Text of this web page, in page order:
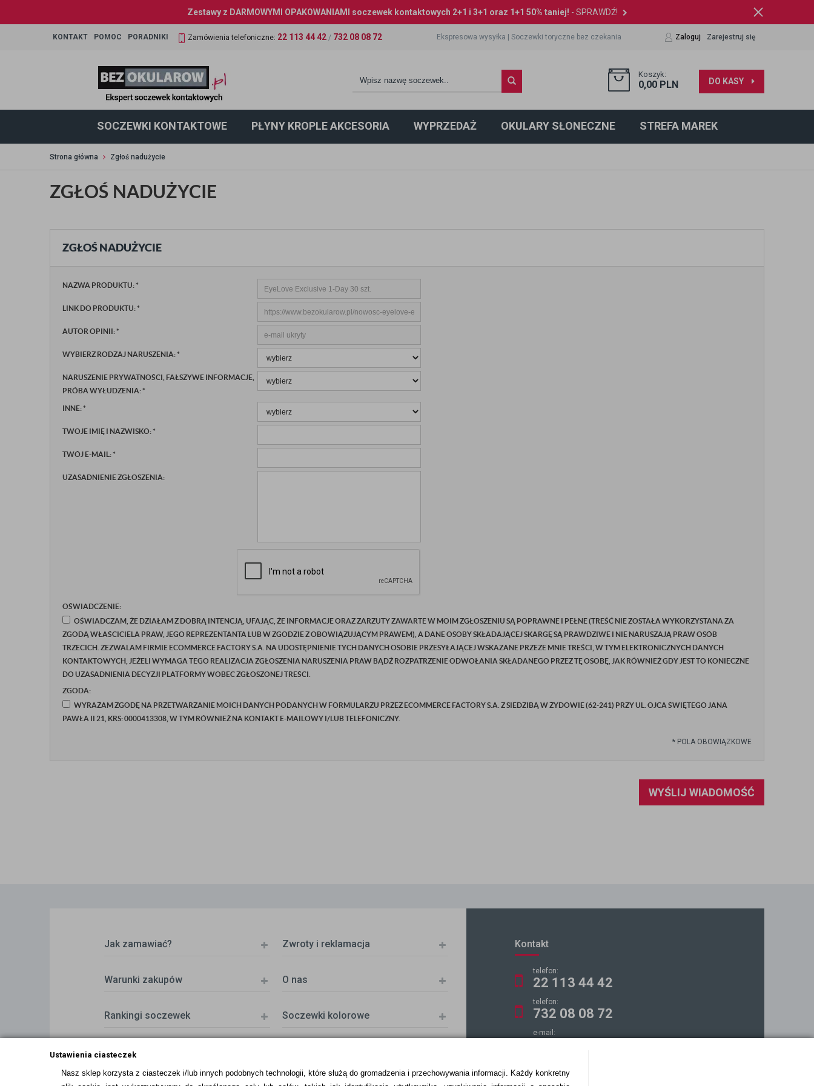
Ustawienia ciasteczek
Nasz sklep korzysta z ciasteczek i/lub innych podobnych technologii, które służą do gromadzenia i przechowywania informacji. Każdy konkretny
Zestawy z DARMOWYMI OPAKOWANIAMI soczewek kontaktowych 2+1 i 3+1 oraz 1+1 50% taniej! - SPRAWDŹ!
KONTAKT POMOC PORADNIKI Zamówienia telefoniczne: 22 113 44 42 / 732 08 08 72 Ekspresowa wysyłka |Soczewki toryczne bez czekania Zaloguj Zarejestruj się
Koszyk:
0,00 PLN DO KASY
SOCZEWKI KONTAKTOWE PŁYNY KROPLE AKCESORIA WYPRZEDAŻ OKULARY SŁONECZNE STREFA MAREK
Strona główna Zgłoś nadużycie
ZGŁOŚ NADUŻYCIE
ZGŁOŚ NADUŻYCIE
NAZWA PRODUKTU:*
LINK DO PRODUKTU:*
AUTOR OPINII:*
WYBIERZ RODZAJ NARUSZENIA:*
NARUSZENIE PRYWATNOŚCI, FAŁSZYWE INFORMACJE,
PRÓBA WYŁUDZENIA:*
INNE:*
TWOJE IMIĘ I NAZWISKO:*
TWÓJ E-MAIL:*
UZASADNIENIE ZGŁOSZENIA:
OŚWIADCZENIE:
OŚWIADCZAM, ŻE DZIAŁAM Z DOBRĄ INTENCJĄ, UFAJĄC, ŻE INFORMACJE ORAZ ZARZUTY ZAWARTE W MOIM ZGŁOSZENIU SĄ POPRAWNE I PEŁNE (TREŚĆ NIE ZOSTAŁA WYKORZYSTANA ZA
ZGODĄ WŁAŚCICIELA PRAW, JEGO REPREZENTANTA LUB W ZGODZIE Z OBOWIĄZUJĄCYM PRAWEM), A DANE OSOBY SKŁADAJĄCEJ SKARGĘ SĄ PRAWDZIWE I NIE NARUSZAJĄ PRAW OSÓB
TRZECICH. ZEZWALAM FIRMIE ECOMMERCE FACTORY S.A. NA UDOSTĘPNIENIE TYCH DANYCH OSOBIE PRZESYŁAJĄCEJ WSKAZANE PRZEZE MNIE TREŚCI, W TYM ELEKTRONICZNYCH DANYCH
KONTAKTOWYCH, JEŻELI WYMAGA TEGO REALIZACJA ZGŁOSZENIA NARUSZENIA PRAW BĄDŹ ROZPATRZENIE ODWOŁANIA SKŁADANEGO PRZEZ TĘ OSOBĘ, JAK RÓWNIEŻ GDY JEST TO KONIECZNE
DO UZASADNIENIA DECYZJI PLATFORMY WOBEC ZGŁOSZONEJ TREŚCI.
ZGODA:
WYRAŻAM ZGODĘ NA PRZETWARZANIE MOICH DANYCH PODANYCH W FORMULARZU PRZEZ ECOMMERCE FACTORY S.A. Z SIEDZIBĄ W ŻYDOWIE (62-241) PRZY UL. OJCA ŚWIĘTEGO JANA
PAWŁA II 21, KRS: 0000413308, W TYM RÓWNIEŻ NA KONTAKT E-MAILOWY I/LUB TELEFONICZNY.
* POLA OBOWIĄZKOWE
WYŚLIJ WIADOMOŚĆ
Jak zamawiać? Zwroty i reklamacja
Warunki zakupów O nas
Rankingi soczewek Soczewki kolorowe
Zwrot (odstąpienie od umowy)
Kontakt
telefon:
22 113 44 42
telefon:
732 08 08 72
e-mail: